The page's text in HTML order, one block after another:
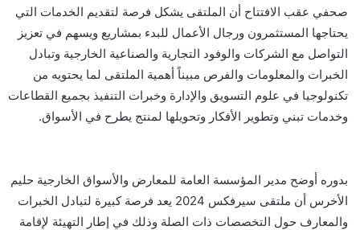
صحفي عقب الافتتاح أن الملتقى يشكل فرصة لتقديم الخدمات ‏التي
يحتاجها المستثمرون ورجال الأعمال للبدء ‏بمشاريع ويسهم في تعزيز
التواصل مع الشركات والوفود التجارية والصناعية الخارجية وتبادل
الخبرات والمعلومات والفرص مبيناً أهمية الملتقى لما يحتويه من
تكنولوجيا في علوم التسويق والإدارة وخبرات التنفيذ بجميع القطاعات
وخدمات تبني وتطوير الأفكار وتحويلها لمنتج يطرح في الأسواق.
بدوره أوضح مدير المؤسسة العامة للمعارض والأسواق الخارجية حليم
الأخرس أن ملتقى سيرفكس 2024 يعد فرصة كبيرة لتبادل الخبرات
والمعارف حول التخصصات ذات الصلة وذلك في إطار التهيئة لإقامة